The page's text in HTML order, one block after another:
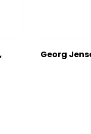
Georg